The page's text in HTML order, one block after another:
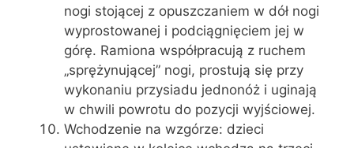
nogi stojącej z opuszczaniem w dół nogi
wyprostowanej i podciągnięciem jej w
górę. Ramiona współpracują z ruchem
„sprężynującej” nogi, prostują się przy
wykonaniu przysiadu jednonóż i uginają
w chwili powrotu do pozycji wyjściowej.
Wchodzenie na wzgórze: dzieci